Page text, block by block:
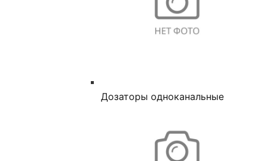
Дозаторы одноканальные